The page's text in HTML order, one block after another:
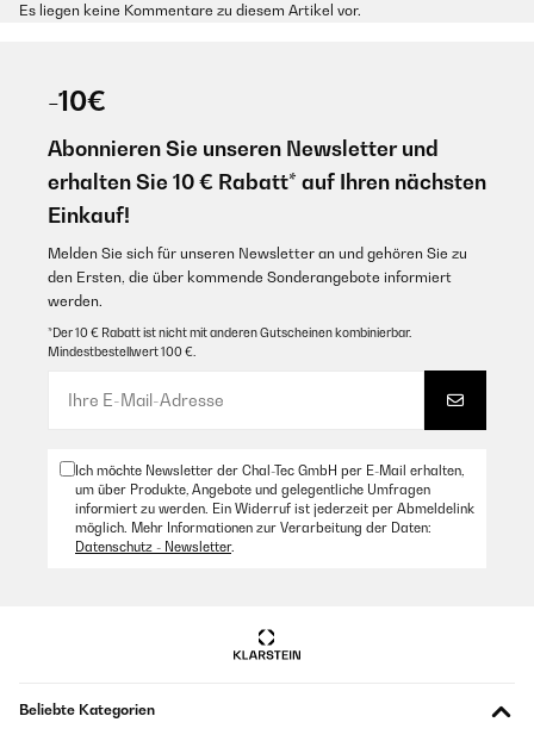
Es liegen keine Kommentare zu diesem Artikel vor.
-10€
Abonnieren Sie unseren Newsletter und
erhalten Sie 10 € Rabatt* auf Ihren nächsten
Einkauf!
Melden Sie sich für unseren Newsletter an und gehören Sie zu
den Ersten, die über kommende Sonderangebote informiert
werden.
*Der 10 € Rabatt ist nicht mit anderen Gutscheinen kombinierbar.
Mindestbestellwert 100 €.
Ich möchte Newsletter der Chal-Tec GmbH per E-Mail erhalten,
um über Produkte, Angebote und gelegentliche Umfragen
informiert zu werden. Ein Widerruf ist jederzeit per Abmeldelink
möglich. Mehr Informationen zur Verarbeitung der Daten:
Datenschutz - Newsletter.
Beliebte Kategorien